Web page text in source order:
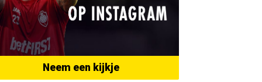
Neem een kijkje